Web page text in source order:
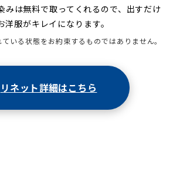
みは無料で取ってくれるので、出すだけ
洋服がキレイになります。
いる状態をお約束するものではありません。
リネット詳細はこちら